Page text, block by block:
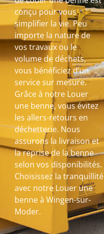
conçu pour vous
simplifier la vie. Peu
importe la nature de
vos travaux ou le
volume de déchets,
vous bénéficiez d’un
service sur mesure.
Grâce à notre Louer
une benne, vous évitez
les allers-retours en
déchetterie. Nous
assurons la livraison et
la reprise de la benne
selon vos disponibilités.
Choisissez la tranquillité
avec notre Louer une
benne à Wingen-sur-
Moder.